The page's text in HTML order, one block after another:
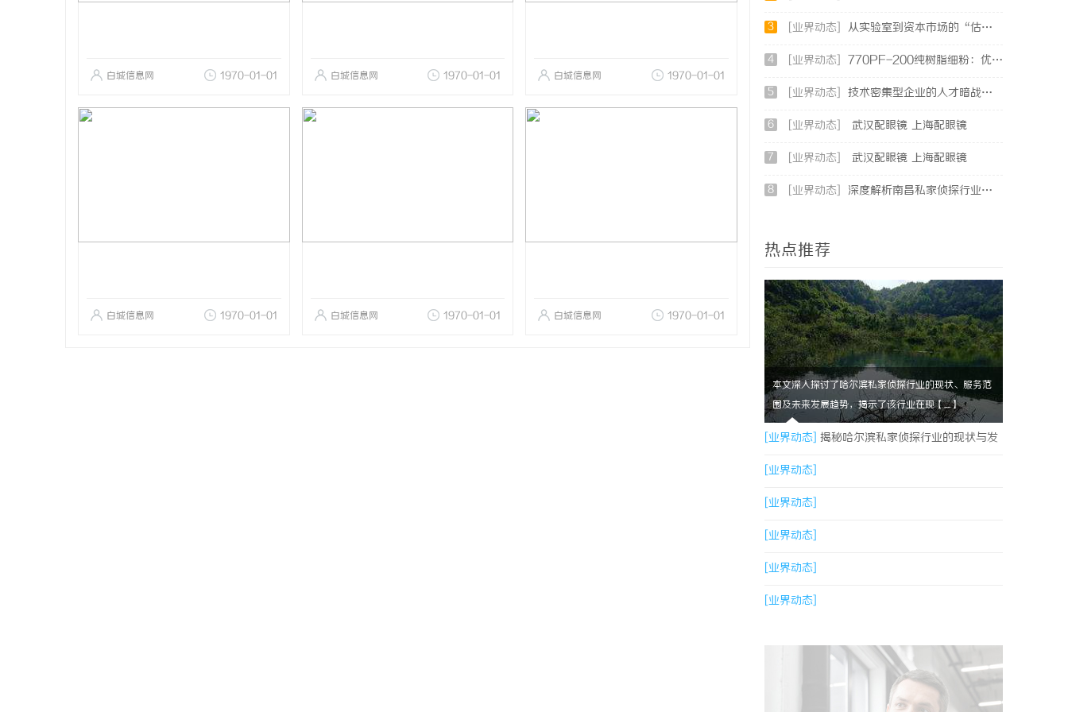
白城信息网 1970-01-01 白城信息网 1970-01-01 白城信息网 1970-01-01
白城信息网 1970-01-01 白城信息网 1970-01-01 白城信息网 1970-01-01
3 [业界动态] 从实验室到资本市场的“估值倍增器”：专利律师如何重塑硬科技企业的融资逻辑
4 [业界动态] 770PF-200纯树脂细粉：优质材料的全貌与应用
5 [业界动态] 技术密集型企业的人才暗战：北京商业秘密律师如何守住“人带技术走”的底线
6 [业界动态] 武汉配眼镜 上海配眼镜
7 [业界动态] 武汉配眼镜 上海配眼镜
8 [业界动态] 深度解析南昌私家侦探行业的发展与应用现状
热点推荐
本文深入探讨了哈尔滨私家侦探行业的现状、服务范
围及未来发展趋势，揭示了该行业在现【....】
[业界动态] 揭秘哈尔滨私家侦探行业的现状与发
展趋势
[业界动态]
[业界动态]
[业界动态]
[业界动态]
[业界动态]